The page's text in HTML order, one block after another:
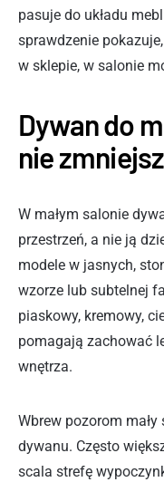
pasuje do układu
sprawdzenie
w sklepie, w salonie
Dywan do
nie
W małym salonie
przestrzeń, a nie ją
modele w jasnych,
wzorze lub subtelnej
piaskowy, kremowy,
pomagają zachować
wnętrza.
Wbrew pozorom
dywanu. Często
scala strefę